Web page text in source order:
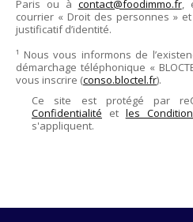
Paris ou à contact@foodimmo.fr,
courrier « Droit des personnes »
justificatif d’identité.
¹ Nous vous informons de
démarchage téléphonique «
vous inscrire (conso.bloctel.fr).
Ce site est protégé par
Confidentialité et les
s'appliquent.